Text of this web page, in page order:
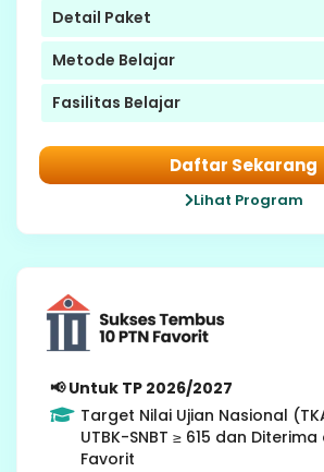
Detail Paket
Metode Belajar
Fasilitas Belajar
Daftar Sekarang
Lihat Program
📢 Untuk TP 2026/2027
Target Nilai Ujian Nasional
UTBK-SNBT ≥ 615 dan Diterima
Favorit